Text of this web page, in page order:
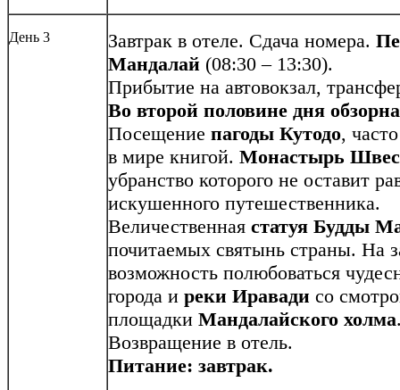
День 3 Завтрак в отеле. Сдача номера.
Мандалай (08:30 – 13:30).
Прибытие на автовокзал,
Во второй половине дня
Посещение пагоды Кутодо,
в мире книгой. Монастырь
убранство которого не оставит
искушенного путешественника.
Величественная статуя Будды
почитаемых святынь страны. На
возможность полюбоваться
города и реки Иравади со
площадки Мандалайского холма
Возвращение в отель.
Питание: завтрак.